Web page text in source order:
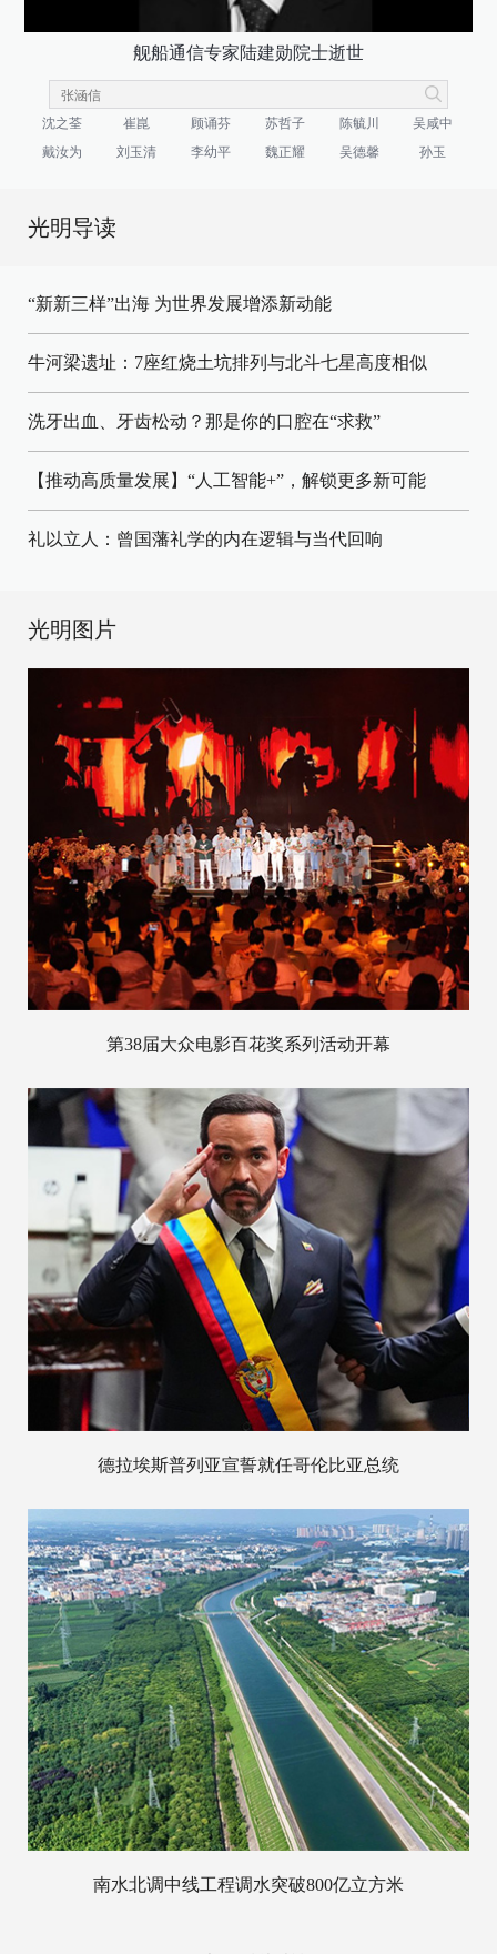
舰船通信专家陆建勋院士逝世
沈之荃 崔崑 顾诵芬 苏哲子 陈毓川
吴咸中
戴汝为
刘玉清 李幼平 魏正耀 吴德馨 孙玉
光明导读
“新新三样”出海 为世界发展增添新动能
牛河梁遗址：7座红烧土坑排列与北斗七星高度相似
洗牙出血、牙齿松动？那是你的口腔在“求救”
【推动高质量发展】“人工智能+”，解锁更多新可能
礼以立人：曾国藩礼学的内在逻辑与当代回响
光明图片
第38届大众电影百花奖系列活动开幕
德拉埃斯普列亚宣誓就任哥伦比亚总统
南水北调中线工程调水突破800亿立方米